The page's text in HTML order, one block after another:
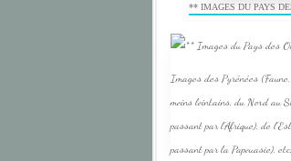
** IMAGES DU PAYS
Images des Pyrénées
moins lointains, du Nord au
passant par l'Afrique), de
passant par la Papouasie), etc.